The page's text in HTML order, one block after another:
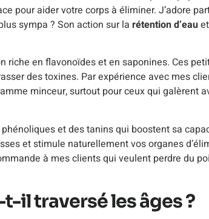
pour aider votre corps à éliminer. J’adore
sympa ? Son action sur la rétention d’eau
riche en flavonoïdes et en saponines. Ces
des toxines. Par expérience avec mes
minceur, surtout pour ceux qui galèrent
et des tanins qui boostent sa
et stimule naturellement vos organes
à mes clients qui veulent perdre du
il traversé les âges ?